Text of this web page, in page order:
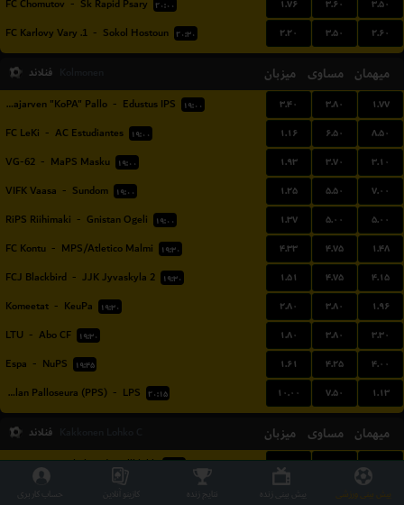
FC Chomutov - Sk Rapid Psary ۲۰:۰۰ ۱.۷۶ ۳.۶۰ ۳.۵۰
1. FC Karlovy Vary - Sokol Hostoun ۲۰:۳۰ ۲.۲۰ ۳.۵۰ ۲.۶۰
فنلاند میزبان مساوی میهمان
Kotajarven "KoPA" Pallo - Edustus IPS ۱۹:۰۰ ۳.۴۰ ۳.۸۰ ۱.۷۷
FC LeKi - AC Estudiantes ۱۹:۰۰ ۱.۱۶ ۶.۵۰ ۸.۵۰
VG-62 - MaPS Masku ۱۹:۰۰ ۱.۹۳ ۳.۷۰ ۳.۱۰
VIFK Vaasa - Sundom ۱۹:۰۰ ۱.۲۵ ۵.۵۰ ۷.۰۰
RiPS Riihimaki - Gnistan Ogeli ۱۹:۰۰ ۱.۳۷ ۵.۰۰ ۵.۰۰
FC Kontu - MPS/Atletico Malmi ۱۹:۳۰ ۴.۳۳ ۴.۷۵ ۱.۴۸
FCJ Blackbird - JJK Jyvaskyla 2 ۱۹:۳۰ ۱.۵۱ ۴.۷۵ ۴.۱۵
Komeetat - KeuPa ۱۹:۳۰ ۲.۸۰ ۳.۸۰ ۱.۹۶
LTU - Abo CF ۱۹:۳۰ ۱.۸۰ ۳.۸۰ ۳.۳۰
Espa - NuPS ۱۹:۴۵ ۱.۶۱ ۴.۲۵ ۴.۰۰
Pakkalan Palloseura (PPS) - LPS ۲۰:۱۵ ۱۰.۰۰ ۷.۵۰ ۱.۱۳
فنلاند میزبان مساوی میهمان
FF Jaro II-Jakobstads Bollklubb ۱۹:۰۰ ۲.۶۳ ۳.۸۰ ۲.۱۲
پیش بینی ورزشی پیش بینی زنده نتایج زنده کازینو آنلاین حساب کاربری